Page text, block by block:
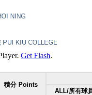
NING
PUI KIU COLLEGE
Get Flash.
積分 Points
ALL/所有球